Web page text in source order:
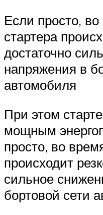
Если просто,
стартера
достаточно
напряжения в
автомобиля
При этом
мощным
просто, во
происходит
сильное
бортовой сети